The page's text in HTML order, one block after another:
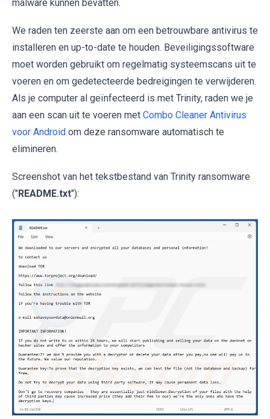
malware kunnen bevatten.
We raden ten zeerste aan om een betrouwbare antivirus te
installeren en up-to-date te houden. Beveiligingssoftware
moet worden gebruikt om regelmatig systeemscans uit te
voeren en om gedetecteerde bedreigingen te verwijderen.
Als je computer al geïnfecteerd is met Trinity, raden we je
aan een scan uit te voeren met Combo Cleaner Antivirus
voor Android om deze ransomware automatisch te
elimineren.
Screenshot van het tekstbestand van Trinity ransomware
("README.txt"):